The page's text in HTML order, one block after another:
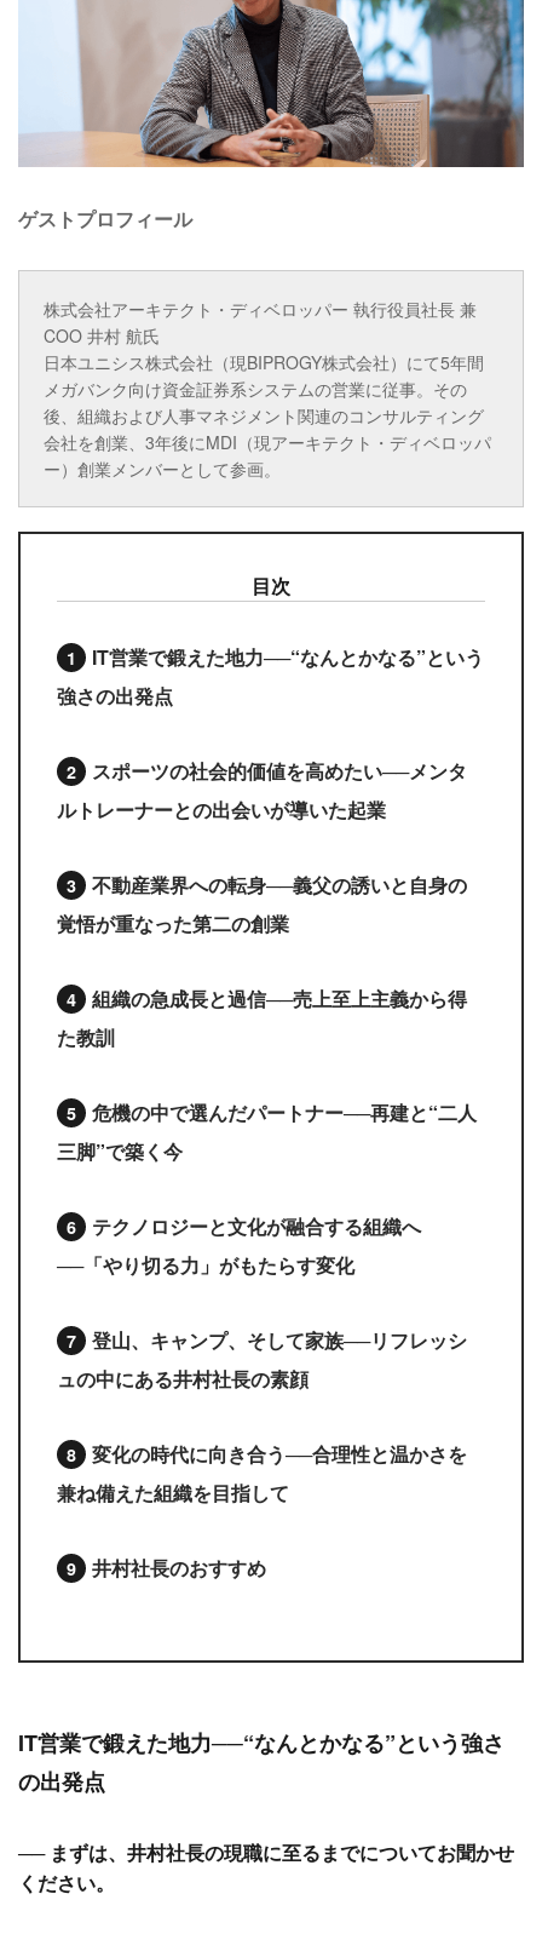
ゲストプロフィール
株式会社アーキテクト・ディベロッパー 執行役員社長 兼
COO 井村 航氏
日本ユニシス株式会社（現BIPROGY株式会社）にて5年間
メガバンク向け資金証券系システムの営業に従事。その
後、組織および人事マネジメント関連のコンサルティング
会社を創業、3年後にMDI（現アーキテクト・ディベロッパ
ー）創業メンバーとして参画。
目次
IT営業で鍛えた地力──“なんとかなる”という
強さの出発点
スポーツの社会的価値を高めたい──メンタ
ルトレーナーとの出会いが導いた起業
不動産業界への転身──義父の誘いと自身の
覚悟が重なった第二の創業
組織の急成長と過信──売上至上主義から得
た教訓
危機の中で選んだパートナー──再建と“二人
三脚”で築く今
テクノロジーと文化が融合する組織へ
──「やり切る力」がもたらす変化
登山、キャンプ、そして家族──リフレッシ
ュの中にある井村社長の素顔
変化の時代に向き合う──合理性と温かさを
兼ね備えた組織を目指して
井村社長のおすすめ
IT営業で鍛えた地力──“なんとかなる”という強さ
の出発点
── まずは、井村社長の現職に至るまでについてお聞かせ
ください。